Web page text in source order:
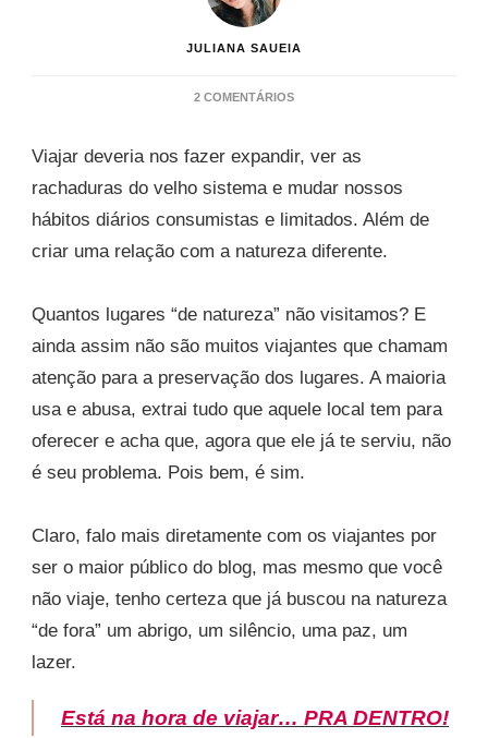
JULIANA SAUEIA
2 COMENTÁRIOSEM
A
TERRA
SER
DE
Viajar deveria nos fazer expandir, ver as
rachaduras do velho sistema e mudar nossos
hábitos diários consumistas e limitados. Além de
criar uma relação com a natureza diferente.
Quantos lugares “de natureza” não visitamos? E
ainda assim não são muitos viajantes que chamam
atenção para a preservação dos lugares. A maioria
usa e abusa, extrai tudo que aquele local tem para
oferecer e acha que, agora que ele já te serviu, não
é seu problema. Pois bem, é sim.
Claro, falo mais diretamente com os viajantes por
ser o maior público do blog, mas mesmo que você
não viaje, tenho certeza que já buscou na natureza
“de fora” um abrigo, um silêncio, uma paz, um
lazer.
Está na hora de viajar… PRA DENTRO!